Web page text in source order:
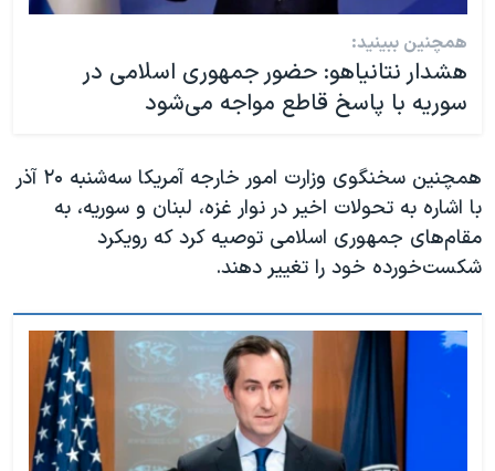
همچنین ببینید:
هشدار نتانیاهو: حضور جمهوری اسلامی در
سوریه با پاسخ قاطع مواجه می‌شود
همچنین سخنگوی وزارت امور خارجه آمریکا سه‌شنبه ۲۰ آذر
با اشاره به تحولات اخیر در نوار غزه، لبنان و سوریه، به
مقام‌های جمهوری اسلامی توصیه کرد که رویکرد
شکست‌خورده خود را تغییر دهند.